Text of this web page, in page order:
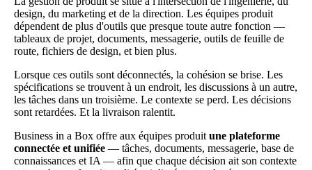
design, du marketing et de la direction. Les équipes produit
dépendent de plus d'outils que presque toute autre fonction —
tableaux de projet, documents, messagerie, outils de feuille de
route, fichiers de design, et bien plus.
Lorsque ces outils sont déconnectés, la cohésion se brise. Les
spécifications se trouvent à un endroit, les discussions à un autre,
les tâches dans un troisième. Le contexte se perd. Les décisions
sont retardées. Et la livraison ralentit.
Business in a Box offre aux équipes produit une plateforme
connectée et unifiée — tâches, documents, messagerie, base de
connaissances et IA — afin que chaque décision ait son contexte